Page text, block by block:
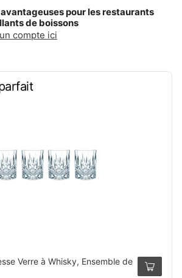
pour les restaurants
de boissons
compte ici
Verre à Whisky, Ensemble de